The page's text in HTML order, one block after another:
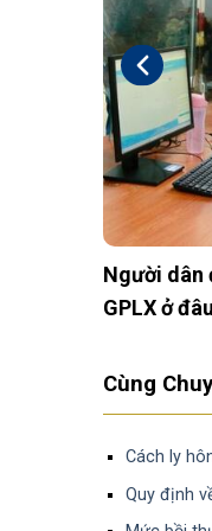
Xây tường
nghiệp:
Cùng
Cách ly
Quy định